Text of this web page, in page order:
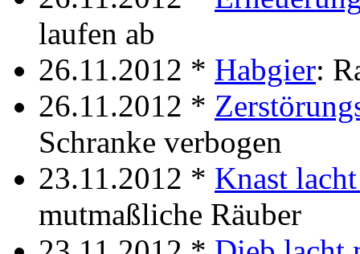
laufen ab
26.11.2012 * Habgier:
26.11.2012 *
Schranke verbogen
23.11.2012 * Knast
mutmaßliche Räuber